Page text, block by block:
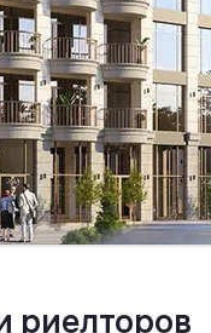
риелторов